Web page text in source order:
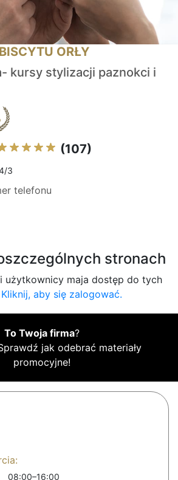
ORŁY
kursy stylizacji paznokci i
(107)
3
telefonu
stronach
użytkownicy maja dostęp do tych
Kliknij, aby się zalogować.
To Twoja firma?
jak odebrać materiały
promocyjne!
08:00–16:00